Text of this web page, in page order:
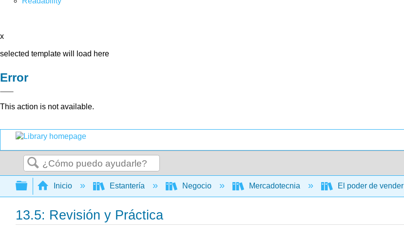
x
selected template will load here
Error
This action is not available.
Buscar
Expandir/contraer jerarquía global
Inicio Estantería Negocio Mercadotecnia El poder de vender
13.5: Revisión y Práctica